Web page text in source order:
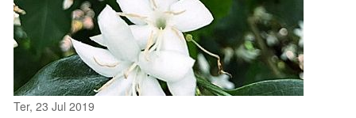
Ter, 23 Jul 2019